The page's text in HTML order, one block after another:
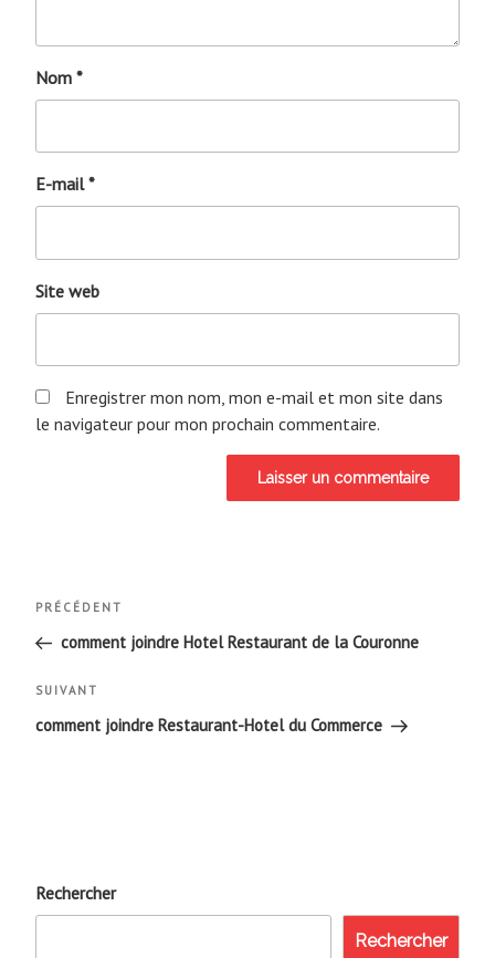
Nom *
E-mail*
Site web
Enregistrer mon nom, mon e-mail et mon site dans
le navigateur pour mon prochain commentaire.
Navigation
de
l’article
Article
précédent
PRÉCÉDENT
comment joindre Hotel Restaurant de la Couronne
Article
suivant
SUIVANT
comment joindre Restaurant-Hotel du Commerce
Rechercher
Rechercher